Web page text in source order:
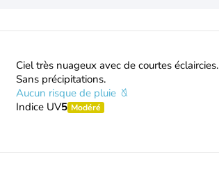
Ciel très nuageux avec de courtes éclaircies.
Sans précipitations.
Aucun risque de pluie
Indice UV5 Modéré